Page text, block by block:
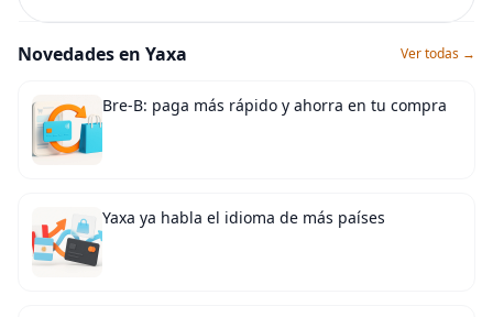
Novedades en Yaxa Ver todas →
Bre-B: paga más rápido y ahorra en tu compra
Yaxa ya habla el idioma de más países